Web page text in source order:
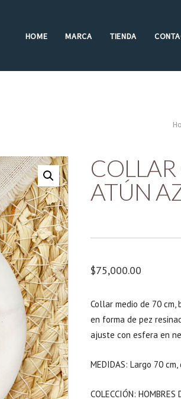
HOME MARCA TIENDA
ATÚN
$75,000.00
Collar medio de 70
en forma de pez
ajuste con esfera en
MEDIDAS: Largo 70
COLECCIÓN: HOMBRES